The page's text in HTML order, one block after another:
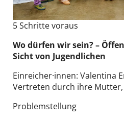
5 Schritte voraus
Wo dürfen wir sein? –
Sicht von Jugendlichen
Einreicher·innen: Valentina
Vertreten durch ihre
Problemstellung